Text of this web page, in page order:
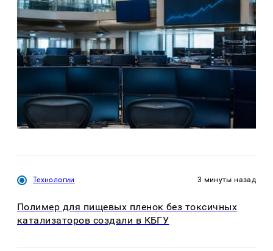
Технологии 3 минуты назад
Полимер для пищевых пленок без токсичных
катализаторов создали в КБГУ